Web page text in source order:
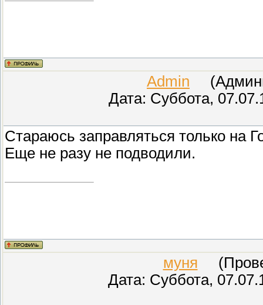
Admin
Дата: Суббота,
Стараюсь заправляться только на
Еще не разу не подводили.
муня
Дата: Суббота,